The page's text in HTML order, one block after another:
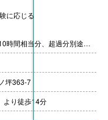
に応じる
時間相当分、超過分別途支
・4月) ※評価・業績によって
途、処遇改善金等（各60,00
坪363-7
より徒歩14分